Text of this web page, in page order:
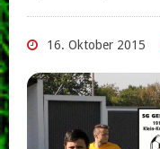
16. Oktober 2015